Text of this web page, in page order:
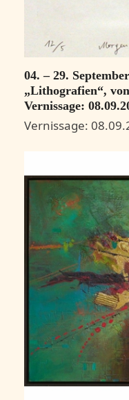
04. – 29.
„Lithografien“,
Vernissage:
Vernissage: